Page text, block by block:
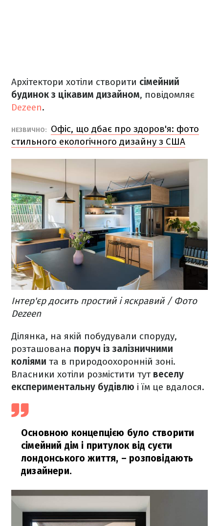
Архітектори хотіли створити сімейний
будинок з цікавим дизайном, повідомляє
Dezeen.
НЕЗВИЧНО:
Офіс, що дбає про здоров'я: фото
стильного екологічного дизайну з США
Інтер'єр досить простий і яскравий / Фото
Dezeen
Ділянка, на якій побудували споруду,
розташована поруч із залізничними
коліями та в природоохоронній зоні.
Власники хотіли розмістити тут веселу
експериментальну будівлю і їм це вдалося.
Основною концепцією було створити
сімейний дім і притулок від суєти
лондонського життя, – розповідають
дизайнери.